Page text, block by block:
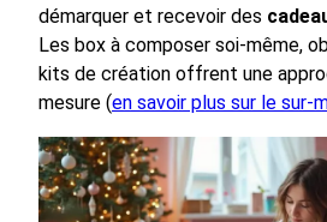
démarquer et recevoir des
Les box à composer soi-même,
kits de création offrent une
mesure (en savoir plus sur le sur-